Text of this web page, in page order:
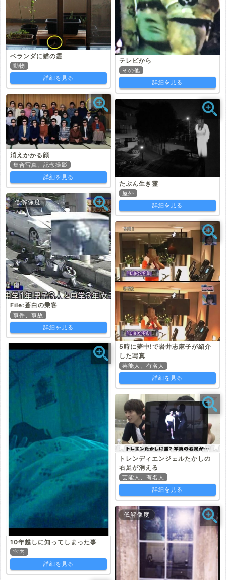
ベランダに猫の霊
動物
詳細を見る
消えかかる顔
集合写真、記念撮影
詳細を見る
低解像度
File:蒼白の乗客
事件、事故
詳細を見る
10年越しに知ってしまった事
室内
詳細を見る
テレビから
その他
詳細を見る
たぶん生き霊
屋外
詳細を見る
5時に夢中!で岩井志麻子が紹介
した写真
芸能人、有名人
詳細を見る
トレンディエンジェルたかしの
右足が消える
芸能人、有名人
詳細を見る
低解像度